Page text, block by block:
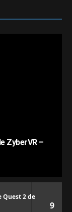
ZyberVR –
Quest 2 de
9